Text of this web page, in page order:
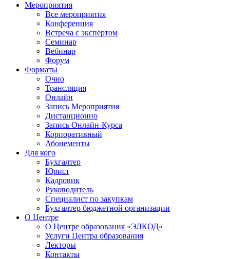
Мероприятия
Все мероприятия
Конференция
Встреча с экспертом
Семинар
Вебинар
Форум
Форматы
Очно
Трансляция
Онлайн
Запись Мероприятия
Дистанционно
Запись Онлайн-Курса
Корпоративный
Абонементы
Для кого
Бухгалтер
Юрист
Кадровик
Руководитель
Специалист по закупкам
Бухгалтер бюджетной организации
О Центре
О Центре образования «ЭЛКОД»
Услуги Центра образования
Лекторы
Контакты